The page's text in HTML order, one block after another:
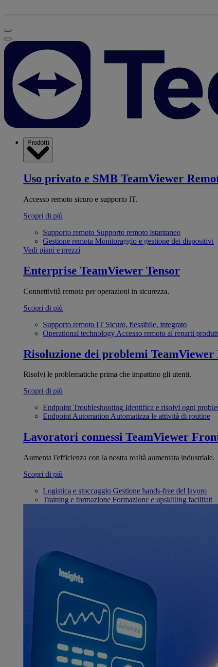
Prodotti
Uso privato e SMB TeamViewer
Accesso remoto sicuro e supporto IT.
Scopri di più
Supporto remoto Supporto remoto istantaneo
Gestione remota Monitoraggio e gestione dei dispositivi
Vedi piani e prezzi
Enterprise TeamViewer Tensor
Connettività remota per operazioni in sicurezza.
Scopri di più
Supporto remoto IT Sicuro, flessibile, integrato
Operational technology Accesso remoto ai reparti
Risoluzione dei problemi TeamViewer
Risolvi le problematiche prima che impattino gli utenti.
Scopri di più
Endpoint Troubleshooting Identifica e risolvi ogni
Endpoint AutomationAutomatizza le attività di routine
Lavoratori connessi TeamViewer
Aumenta l'efficienza con la nostra realtà aumentata industriale.
Scopri di più
Logistica e stoccaggio Gestione hands-free del lavoro
Training e formazione Formazione e upskilling facilitati